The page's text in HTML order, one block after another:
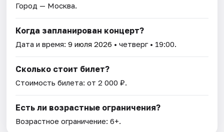
Город — Москва.
Когда запланирован концерт?
Дата и время:9 июля 2026 • четверг • 19:00.
Сколько стоит билет?
Стоимость билета: от 2 000 ₽.
Есть ли возрастные ограничения?
Возрастное ограничение: 6+.